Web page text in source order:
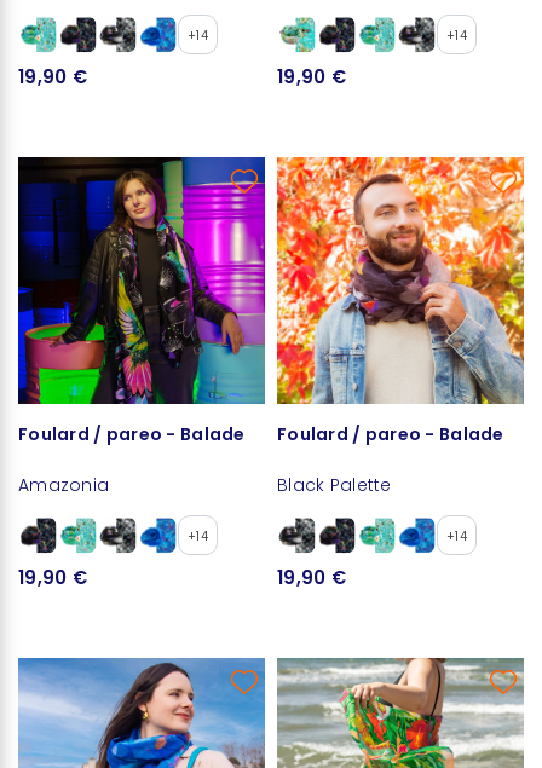
+14
19,90 €
+14
19,90 €
Foulard / pareo - Balade
Amazonia
+14
19,90 €
Foulard / pareo - Balade
Black Palette
+14
19,90 €